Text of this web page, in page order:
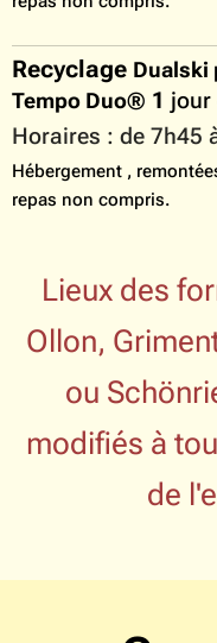
Recyclage Dualski
Tempo Duo® 1 jour
Horaires : de 7h45
Hébergement ,
repas non compris.
Lieux des
Ollon,
ou
modifiés à
de